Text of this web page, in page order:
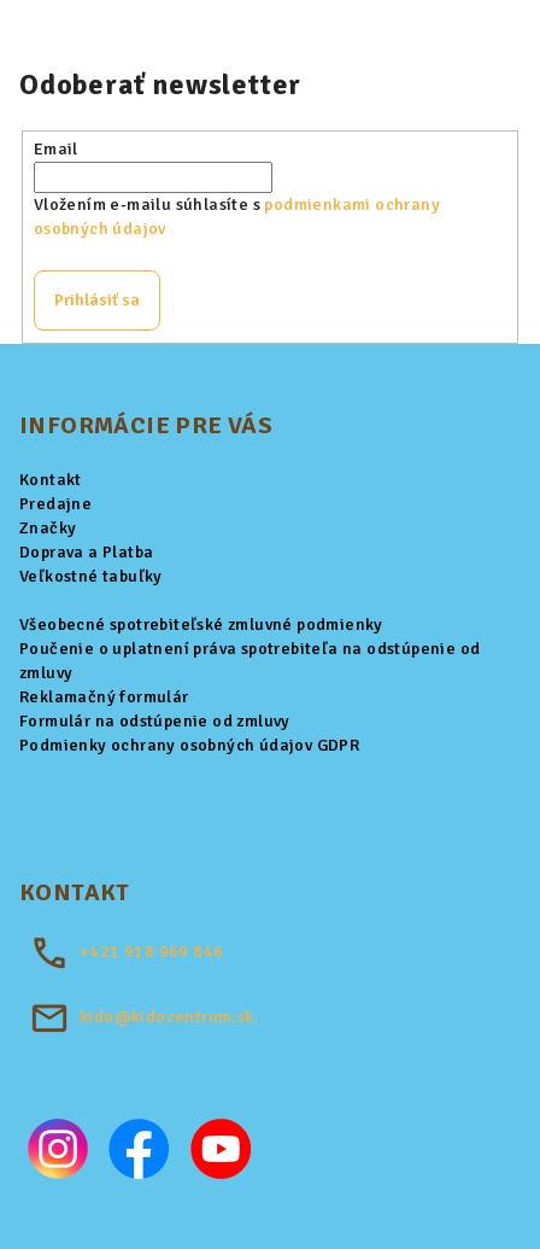
Odoberať newsletter
Email
Vložením e-mailu súhlasíte s podmienkami ochrany
osobných údajov
Prihlásiť sa
INFORMÁCIE PRE VÁS
Kontakt
Predajne
Značky
Doprava a Platba
Veľkostné tabuľky
Všeobecné spotrebiteľské zmluvné podmienky
Poučenie o uplatnení práva spotrebiteľa na odstúpenie od
zmluvy
Reklamačný formulár
Formulár na odstúpenie od zmluvy
Podmienky ochrany osobných údajov GDPR
KONTAKT
+421 918 969 846
kido@kidocentrum.sk